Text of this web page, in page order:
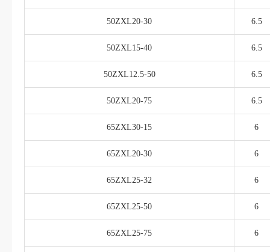
50ZXL20-30 6.5
50ZXL15-40 6.5
50ZXL12.5-50 6.5
50ZXL20-75 6.5
65ZXL30-15 6
65ZXL20-30 6
65ZXL25-32 6
65ZXL25-50 6
65ZXL25-75 6